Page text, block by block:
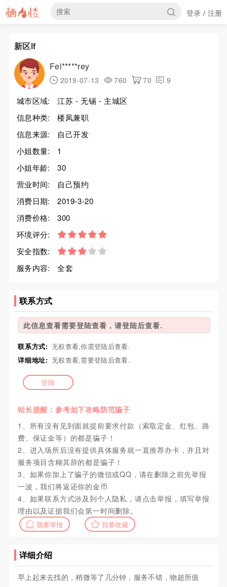
登录 / 注册
新区lf
Fel*****rey
2019-07-13 760 70 9
城市区域:
江苏 - 无锡 - 主城区
信息种类:
楼凤兼职
信息来源:
自己开发
小姐数量:
1
小姐年龄:
30
营业时间:
自己预约
消费日期:
2019-3-20
消费价格:
300
环境评分:
安全指数:
服务内容:
全套
联系方式
此信息查看需要登陆查看，请登陆后查看.
联系方式: 无权查看,你需登陆后查看.
详细地址: 无权查看,需要登陆后查看.
登陆
站长提醒：参考如下攻略防范骗子
1、所有没有见到面就提前要求付款（索取定金、红包、路
费、保证金等）的都是骗子！
2、进入场所后没有提供具体服务就一直推荐办卡，并且对
服务项目含糊其辞的都是骗子！
3、如果你加上了骗子的微信或QQ，请在删除之前先举报
一波，我们将返还你的金币
4、如果联系方式涉及到个人隐私，请点击举报，填写举报
理由以及证据我们会第一时间删除。
我要举报 我要收藏
详细介绍
早上起来去找的，稍微等了几分钟，服务不错，物超所值